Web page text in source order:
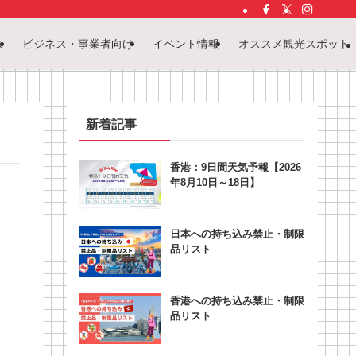
ビジネス・事業者向け イベント情報 オススメ観光スポット
新着記事
香港：9日間天気予報【2026
年8月10日～18日】
日本への持ち込み禁止・制限
品リスト
香港への持ち込み禁止・制限
品リスト